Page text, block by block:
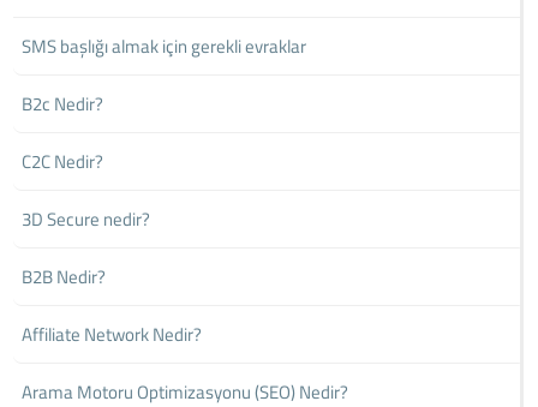
SMS başlığı almak için gerekli evraklar
B2c Nedir?
C2C Nedir?
3D Secure nedir?
B2B Nedir?
Affiliate Network Nedir?
Arama Motoru Optimizasyonu (SEO) Nedir?